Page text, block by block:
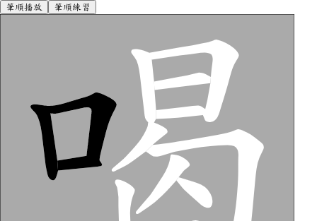
筆順播放 筆順練習